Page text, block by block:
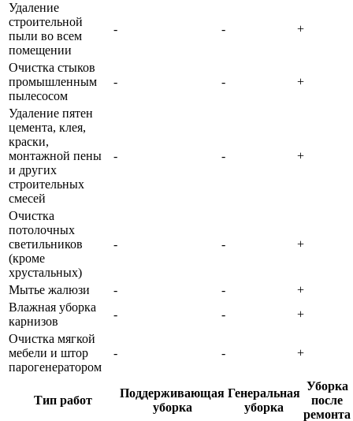
Удаление
строительной
пыли во всем
помещении
- - +
Очистка стыков
промышленным
пылесосом
- - +
Удаление пятен
цемента, клея,
краски,
монтажной пены
и других
строительных
смесей
- - +
Очистка
потолочных
светильников
(кроме
хрустальных)
- - +
Мытье жалюзи - -
+
Влажная уборка
карнизов
- -
+
Очистка мягкой
мебели и штор
парогенератором
- - +
Тип работ
Поддерживающая
уборка
Генеральная
уборка
Уборка
после
ремонта